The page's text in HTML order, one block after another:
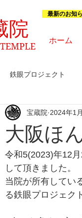
院
最新のお知
ホーム
鉄眼プロジェクト
のお知らせ 京都参
大阪ほ
宝蔵院 2024年1
令和5(2023)年12
して頂きました。
当院が所有してい
る鉄眼プロジェク